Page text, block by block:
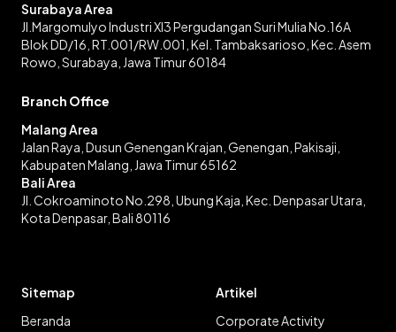
Surabaya Area
Jl.Margomulyo Industri XI3 Pergudangan Suri Mulia No.16A
Blok DD/16, RT.001/RW.001, Kel. Tambaksarioso, Kec. Asem
Rowo, Surabaya, Jawa Timur 60184
Branch Office
Malang Area
Jalan Raya, Dusun Genengan Krajan, Genengan, Pakisaji,
Kabupaten Malang, Jawa Timur 65162
Bali Area
Jl. Cokroaminoto No.298, Ubung Kaja, Kec. Denpasar Utara,
Kota Denpasar, Bali 80116
Sitemap
Beranda
Artikel
Corporate Activity